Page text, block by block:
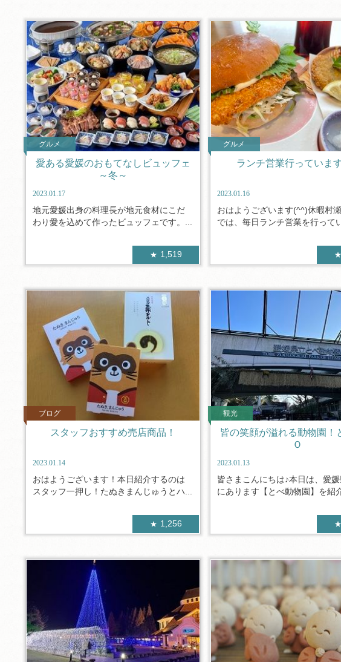
グルメ
愛ある愛媛のおもてなしビュッフェ
～冬～
2023.01.17
地元愛媛出身の料理長が地元食材にこだ
わり愛を込めて作ったビュッフェです。...
1,519
グルメ
ランチ営業行っていま
2023.01.16
おはようございます(^^)休暇村
では、毎日ランチ営業を行って
ブログ
スタッフおすすめ売店商品！
2023.01.14
おはようございます！本日紹介するのは
スタッフ一押し！たぬきまんじゅうとハ...
1,256
観光
皆の笑顔が溢れる動物園！
Ｏ
2023.01.13
皆さまこんにちは♪本日は、愛
にあります【とべ動物園】を紹